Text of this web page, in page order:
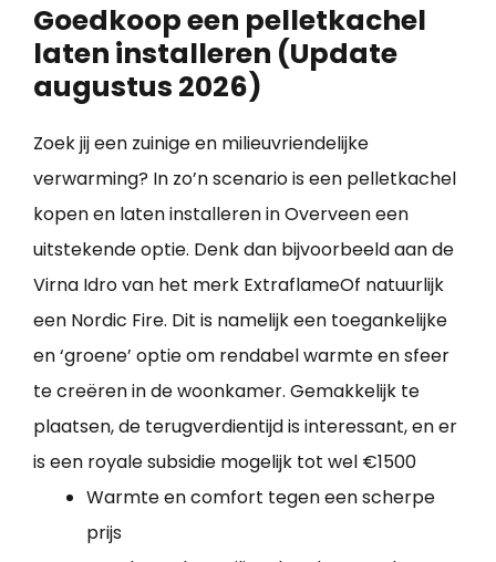
Goedkoop een pelletkachel
laten installeren (Update
augustus 2026)
Zoek jij een zuinige en milieuvriendelijke
verwarming? In zo’n scenario is een pelletkachel
kopen en laten installeren in Overveen een
uitstekende optie. Denk dan bijvoorbeeld aan de
Virna Idro van het merk ExtraflameOf natuurlijk
een Nordic Fire. Dit is namelijk een toegankelijke
en ‘groene’ optie om rendabel warmte en sfeer
te creëren in de woonkamer. Gemakkelijk te
plaatsen, de terugverdientijd is interessant, en er
is een royale subsidie mogelijk tot wel €1500
Warmte en comfort tegen een scherpe
prijs